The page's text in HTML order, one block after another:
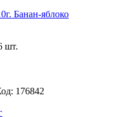
шт.
176842